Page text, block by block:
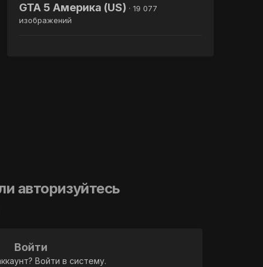
GTA 5 Америка (US) · 19 077
изображений
авторизуйтесь
Войти
Войти в систему.